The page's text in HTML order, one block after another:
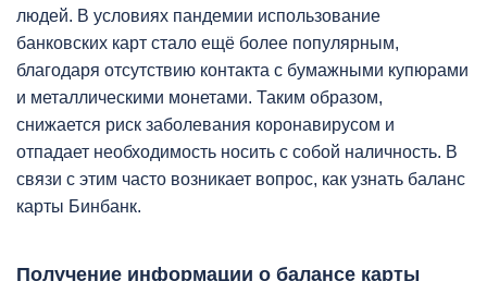
людей. В условиях пандемии использование
банковских карт стало ещё более популярным,
благодаря отсутствию контакта с бумажными купюрами
и металлическими монетами. Таким образом,
снижается риск заболевания коронавирусом и
отпадает необходимость носить с собой наличность. В
связи с этим часто возникает вопрос, как узнать баланс
карты Бинбанк.
Получение информации о балансе карты